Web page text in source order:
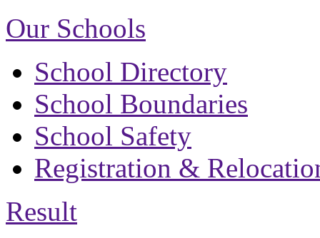
Our Schools
School Directory
School Boundaries
School Safety
Registration &
Result